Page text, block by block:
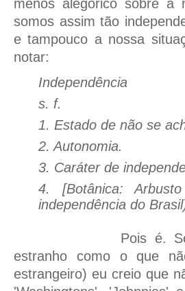
menos alegórico sobre a
somos assim tão
e tampouco a nossa
notar:
Independência
s. f.
1. Estado de não se
2. Autonomia.
3. Caráter de
4. [Botânica:
independência do
Pois é.
estranho como o que
estrangeiro) eu creio que